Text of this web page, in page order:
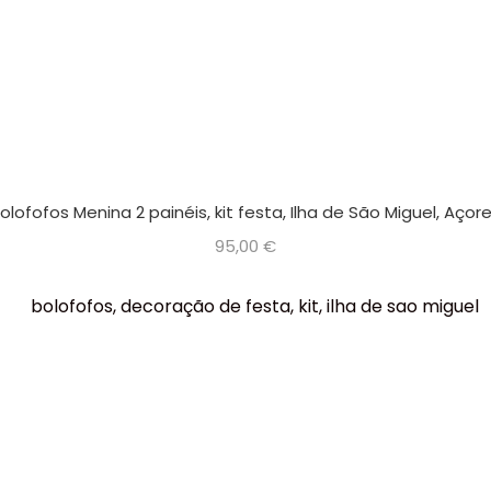
Menina 2 painéis, kit festa, Ilha de São Miguel,
95,00 €